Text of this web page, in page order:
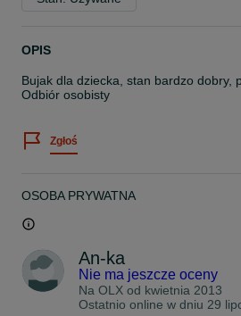
OPIS
Bujak dla dziecka, stan bardzo dobry,
Odbiór osobisty
Zgłoś
OSOBA PRYWATNA
An-ka
Nie ma jeszcze oceny
Na OLX od kwietnia 2013
Ostatnio online w dniu 29